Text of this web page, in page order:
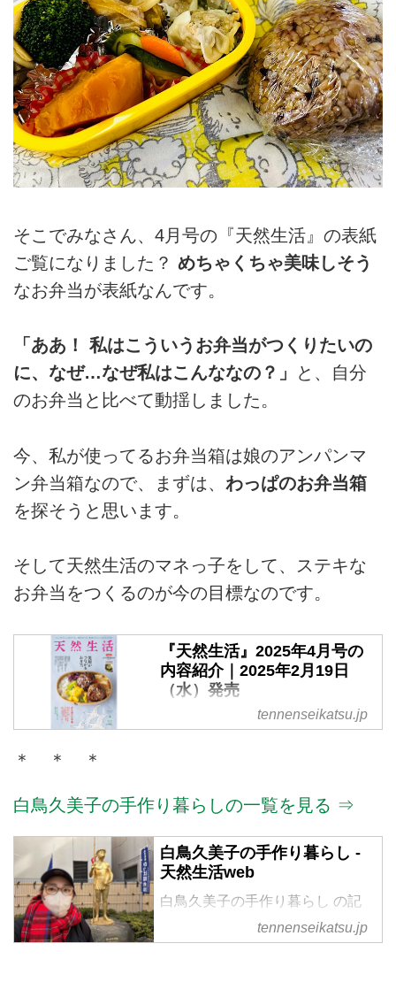
そこでみなさん、4月号の『天然生活』の表紙
ご覧になりました？ めちゃくちゃ美味しそう
なお弁当が表紙なんです。
「ああ！ 私はこういうお弁当がつくりたいの
に、なぜ…なぜ私はこんななの？」
と、自分
のお弁当と比べて動揺しました。
今、私が使ってるお弁当箱は娘のアンパンマ
ン弁当箱なので、まずは、 わっぱのお弁当箱
を探そうと思います。
そして天然生活のマネっ子をして、ステキな
お弁当をつくるのが今の目標なのです。
『天然生活』2025年4月号の
内容紹介｜2025年2月19日
（水）発売
『天然生活』2025年4月号が出来
春・夏」が付きます。特別定価
日が異なります
tennenseikatsu.jp
＊ ＊ ＊
白鳥久美子の手作り暮らしの一覧を見る ⇒
白鳥久美子の手作り暮らし -
天然生活web
白鳥久美子の手作り暮らし の記
tennenseikatsu.jp